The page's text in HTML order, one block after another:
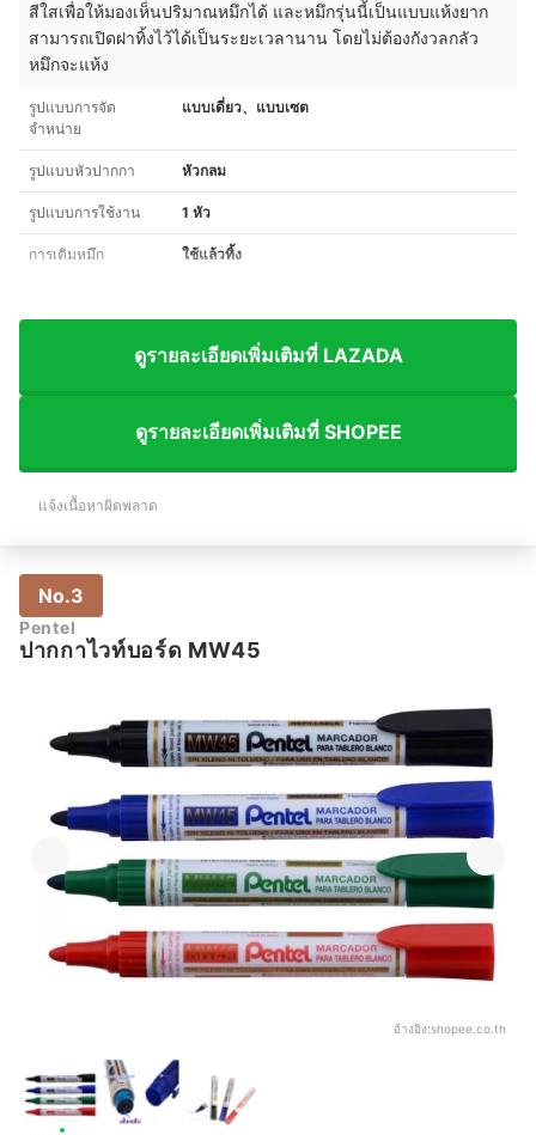
สีใสเพื่อให้มองเห็นปริมาณหมึกได้ และหมึกรุ่นนี้เป็นแบบแห้งยาก
สามารถเปิดฝาทิ้งไว้ได้เป็นระยะเวลานาน โดยไม่ต้องกังวลกลัว
หมึกจะแห้ง
รูปแบบการจัด
จำหน่าย
แบบเดี่ยว、แบบเซต
รูปแบบหัวปากกา หัวกลม
รูปแบบการใช้งาน 1 หัว
การเติมหมึก ใช้แล้วทิ้ง
ดูรายละเอียดเพิ่มเติมที่ LAZADA
ดูรายละเอียดเพิ่มเติมที่ SHOPEE
แจ้งเนื้อหาผิดพลาด
No.3
Pentel
ปากกาไวท์บอร์ด MW45
อ้างอิง:shopee.co.th